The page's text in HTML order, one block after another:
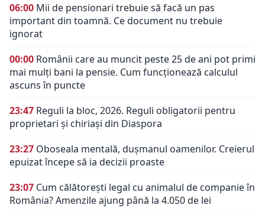
06:00 Mii de pensionari trebuie să facă un pas
important din toamnă. Ce document nu trebuie
ignorat
00:00 Românii care au muncit peste 25 de ani pot primi
mai mulți bani la pensie. Cum funcționează calculul
ascuns în puncte
23:47 Reguli la bloc, 2026. Reguli obligatorii pentru
proprietari și chiriași din Diaspora
23:27 Oboseala mentală, dușmanul oamenilor. Creierul
epuizat începe să ia decizii proaste
23:07 Cum călătorești legal cu animalul de companie în
România? Amenzile ajung până la 4.050 de lei